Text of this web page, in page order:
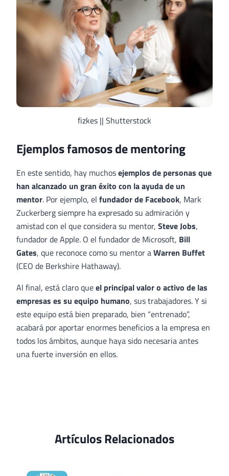
fizkes || Shutterstock
Ejemplos famosos de mentoring
En este sentido, hay muchosejemplos de personas que
han alcanzado un gran éxito con la ayuda de un
mentor. Por ejemplo, el fundador de Facebook, Mark
Zuckerberg siempre ha expresado su admiración y
amistad con el que considera su mentor, Steve Jobs,
fundador de Apple. O el fundador de Microsoft, Bill
Gates, que reconoce como su mentor aWarren Buffet
(CEO de Berkshire Hathaway).
Al final, está claro queel principal valor o activo de las
empresas es su equipo humano, sus trabajadores. Y si
este equipo está bien preparado, bien “entrenado”,
acabará por aportar enormes beneficios a la empresa en
todos los ámbitos, aunque haya sido necesaria antes
una fuerte inversión en ellos.
Artículos Relacionados